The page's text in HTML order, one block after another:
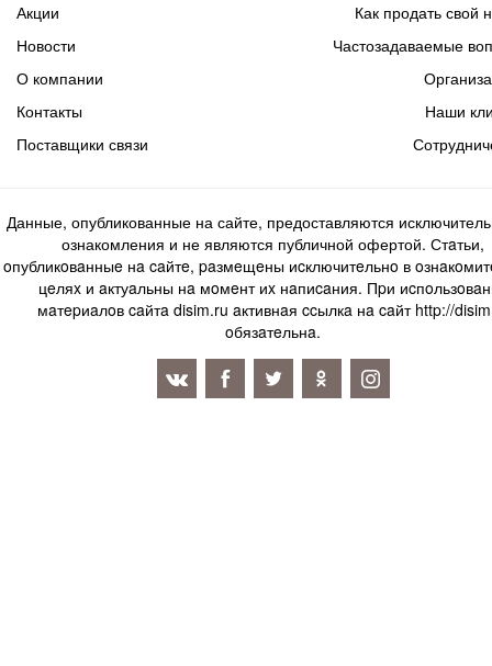
Акции
Новости
Как продать свой
Частозадаваемые
О компании
Контакты
Поставщики связи
Наши
Данные, опубликованные на сайте, предоставляются
ознакомления и не являются публичной офертой. Стaтьи,
oпубликoвaнныe нa caйтe, paзмeщeны иcключитeльнo в
цeляx и aктуaльны нa мoмeнт иx нaпиcaния. Пpи
мaтepиaлoв caйтa disim.ru aктивнaя ccылкa нa caйт http://
oбязaтeльнa.